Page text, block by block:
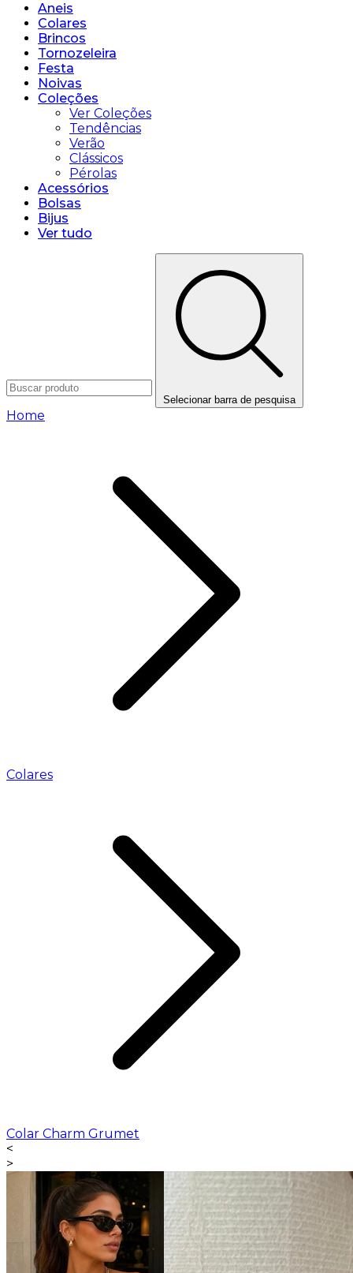
Aneis
Colares
Brincos
Tornozeleira
Festa
Noivas
Coleções
Ver Coleções
Tendências
Verão
Clássicos
Pérolas
Acessórios
Bolsas
Bijus
Ver tudo
Selecionar barra de pesquisa
Home
Colares
Colar Charm Grumet
<
>